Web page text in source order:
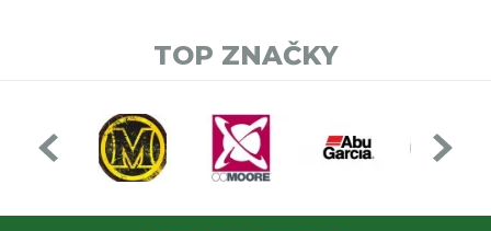
TOP ZNAČKY